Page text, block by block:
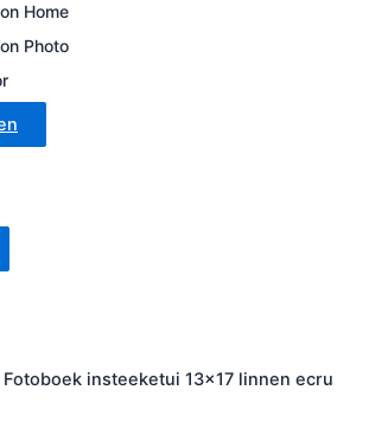
Home
Photo
Fotoboek insteeketui 13x17 linnen ecru